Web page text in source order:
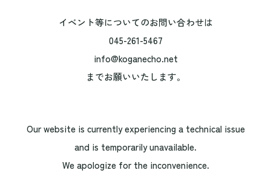
イベント等についてのお問い合わせは
045-261-5467
info@koganecho.net
までお願いいたします。
Our website is currently experiencing a technical issue
and is temporarily unavailable.
We apologize for the inconvenience.